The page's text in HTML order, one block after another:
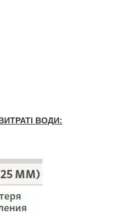
ВОДИ: